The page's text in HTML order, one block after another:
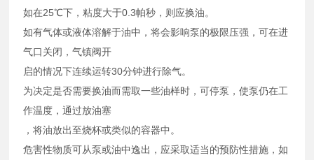
如在25℃下，粘度大于0.3帕秒，则应换油。
如有气体或液体溶解于油中，将会影响泵的极限压强，可在进
气口关闭，气镇阀开
启的情况下连续运转30分钟进行除气。
为决定是否需要换油而需取一些油样时，可停泵，使泵仍在工
作温度，通过放油塞
，将油放出至烧杯或类似的容器中。
危害性物质可从泵或油中逸出，应采取适当的预防性措施，如